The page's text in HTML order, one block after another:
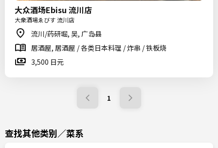
大众酒场Ebisu 流川店
大衆酒場ゑびす 流川店
流川/药研堀, 吴, 广岛县
居酒屋, 居酒屋 / 各类日本料理 / 炸串 / 铁板烧
3,500 日元
1
查找其他类别／菜系